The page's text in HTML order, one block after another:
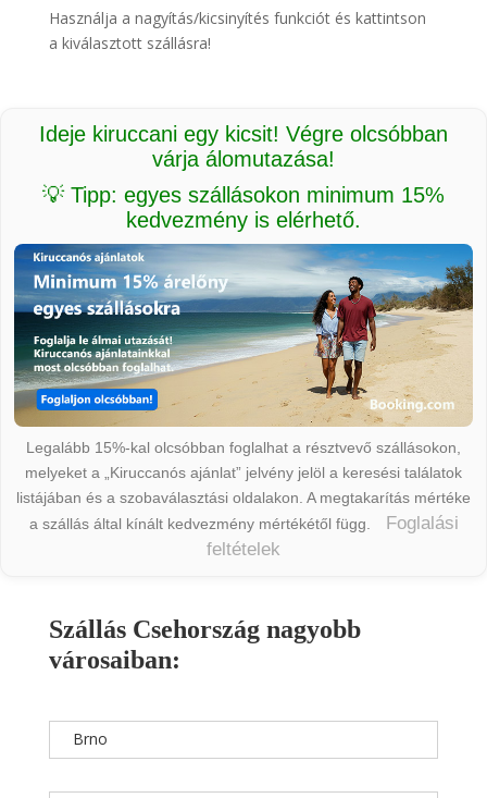
Használja a nagyítás/kicsinyítés funkciót és kattintson
a kiválasztott szállásra!
Ideje kiruccani egy kicsit! Végre olcsóbban
várja álomutazása!
💡 Tipp: egyes szállásokon minimum 15%
kedvezmény is elérhető.
Legalább 15%-kal olcsóbban foglalhat a résztvevő szállásokon,
melyeket a „Kiruccanós ajánlat” jelvény jelöl a keresési találatok
listájában és a szobaválasztási oldalakon. A megtakarítás mértéke
a szállás által kínált kedvezmény mértékétől függ.
Foglalási
feltételek
Szállás Csehország nagyobb
városaiban:
Brno